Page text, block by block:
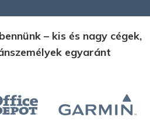
– kis és nagy cégek,
egyaránt